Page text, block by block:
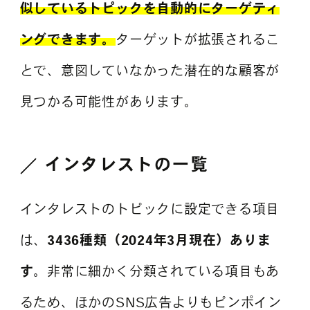
似しているトピックを自動的にターゲティ
ングできます。ターゲットが拡張されるこ
とで、意図していなかった潜在的な顧客が
見つかる可能性があります。
インタレストの一覧
インタレストのトピックに設定できる項目
は、 3436種類（2024年3月現在）ありま
す。非常に細かく分類されている項目もあ
るため、ほかのSNS広告よりもピンポイン